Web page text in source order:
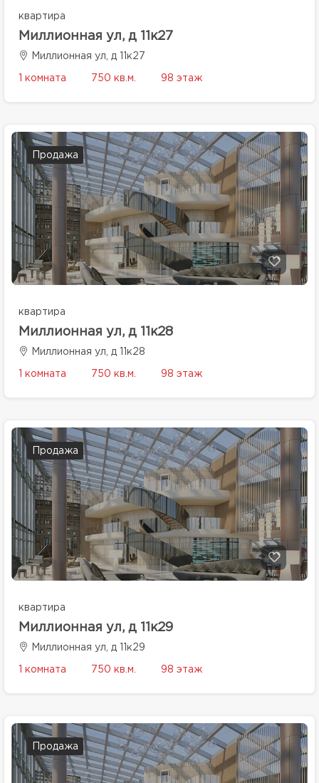
квартира
Миллионная ул, д 11к27
Миллионная ул, д 11к27
1 комната 750 кв.м. 98 этаж
Продажа
квартира
Миллионная ул, д 11к28
Миллионная ул, д 11к28
1 комната 750 кв.м. 98 этаж
Продажа
квартира
Миллионная ул, д 11к29
Миллионная ул, д 11к29
1 комната 750 кв.м. 98 этаж
Продажа